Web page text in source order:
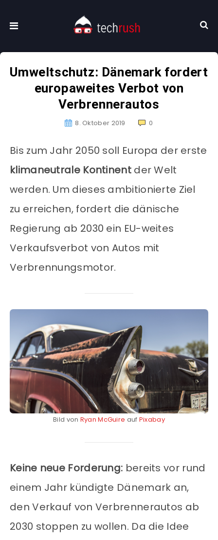
Umweltschutz: Dänemark fordert
europaweites Verbot von
Verbrennerautos
8. Oktober 2019 0
Bis zum Jahr 2050 soll Europa der erste
klimaneutrale Kontinentder Welt
werden. Um dieses ambitionierte Ziel
zu erreichen, fordert die dänische
Regierung ab 2030 ein EU-weites
Verkaufsverbot von Autos mit
Verbrennungsmotor.
Bild von Ryan McGuire auf Pixabay
Keine neue Forderung: bereits vor rund
einem Jahr kündigte Dänemark an,
den Verkauf von Verbrennerautos ab
2030 stoppen zu wollen. Da die Idee